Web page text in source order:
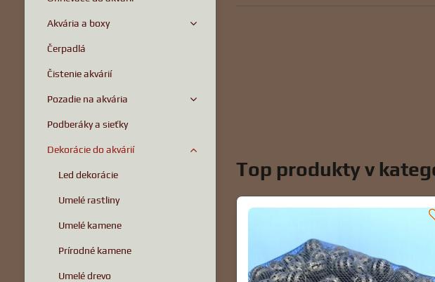
Top produkty v
Akvária a boxy
Čerpadlá
Čistenie akvárií
Pozadie na akvária
Podberáky a sieťky
Dekorácie do akvárií
Led dekorácie
Umelé rastliny
Umelé kamene
Prírodné kamene
Umelé drevo